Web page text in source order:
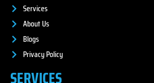
Services
About Us
Blogs
Privacy Policy
SERVICES